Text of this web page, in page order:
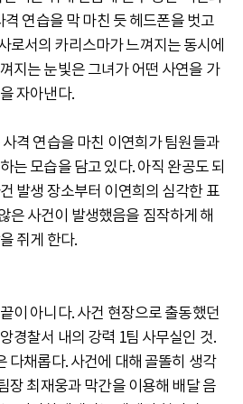
연습을 막 마친 듯 헤드폰을 벗고
로서의 카리스마가 느껴지는 동시에
지는 눈빛은 그녀가 어떤 사연을 가
자아낸다.
격 연습을 마친 이연희가 팀원들과
는 모습을 담고 있다. 아직 완공도 되
발생 장소부터 이연희의 심각한 표
은 사건이 발생했음을 짐작하게 해
쥐게 한다.
이 아니다. 사건 현장으로 출동했던
경찰서 내의 강력 1팀 사무실인 것.
다채롭다. 사건에 대해 골똘히 생각
장 최재웅과 막간을 이용해 배달 음